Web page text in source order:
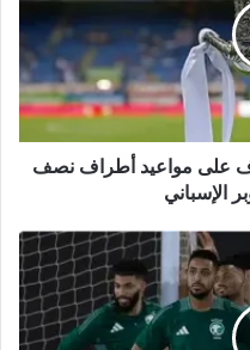
على مواعيد أطراف نصف
الإسباني